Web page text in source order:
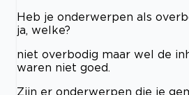
Heb je onderwerpen als
ja, welke?
niet overbodig maar wel de
waren niet goed.
Zijn er onderwerpen die je